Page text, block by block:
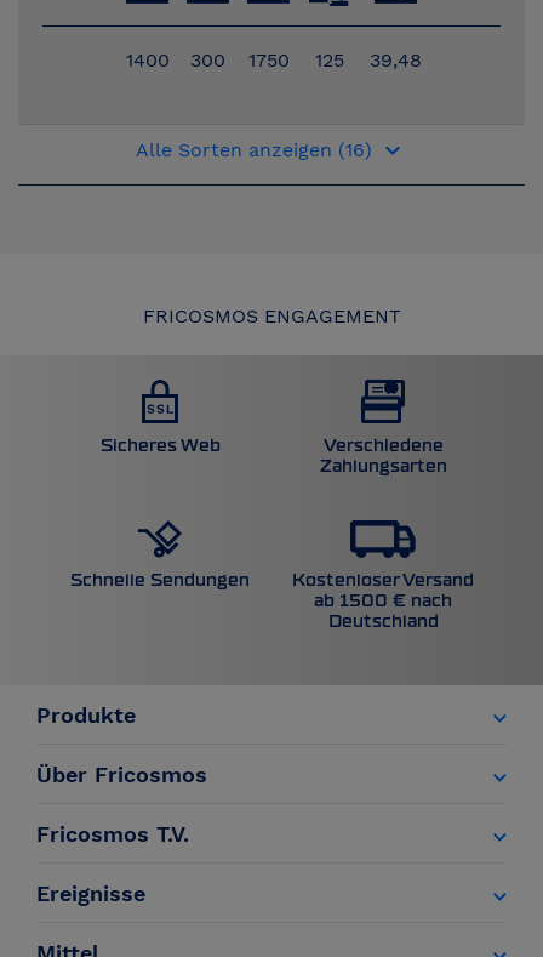
1400 300 1750 125 39,48
Alle Sorten anzeigen (16) keyboard_arrow_down
FRICOSMOS ENGAGEMENT
Sicheres Web
Verschiedene
Zahlungsarten
Schnelle Sendungen
Kostenloser Versand
ab 1500 € nach
Deutschland
Produkte
Über Fricosmos
Fricosmos T.V.
Ereignisse